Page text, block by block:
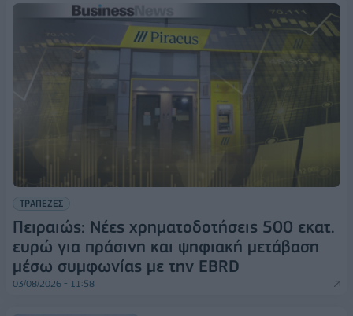
ΤΡΑΠΕΖΕΣ
Πειραιώς: Νέες χρηματοδοτήσεις 500 εκατ.
ευρώ για πράσινη και ψηφιακή μετάβαση
μέσω συμφωνίας με την EBRD
03/08/2026 - 11:58